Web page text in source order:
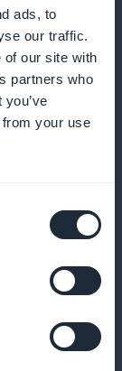
ads, to
our traffic.
of our site with
partners who
your use
tilpass
inn
din